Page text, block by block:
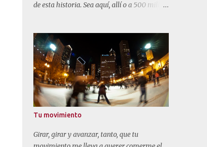
de esta historia. Sea aquí, allí o a 500 millas
Tu movimiento
Girar, girar y avanzar, tanto, que tu